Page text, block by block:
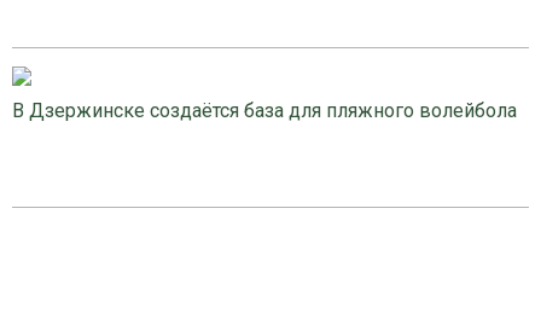
В Дзержинске создаётся база для пляжного волейбола